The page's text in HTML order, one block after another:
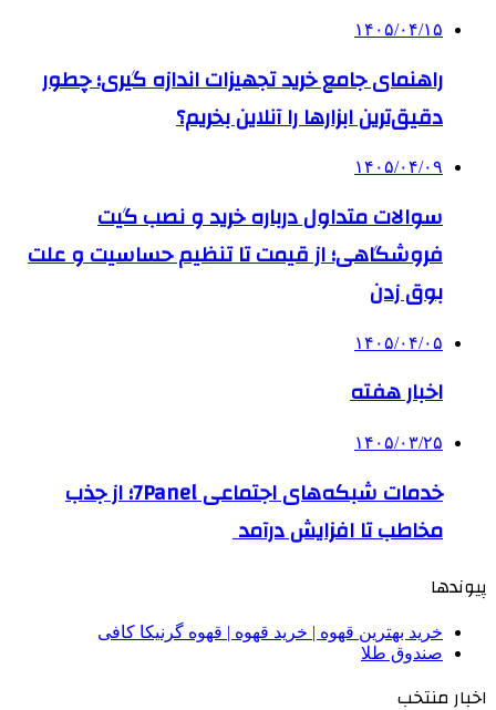
۱۴۰۵/۰۴/۱۵
راهنمای جامع خرید تجهیزات اندازه گیری؛ چطور
دقیق‌ترین ابزارها را آنلاین بخریم؟
۱۴۰۵/۰۴/۰۹
سوالات متداول درباره خرید و نصب گیت
فروشگاهی؛ از قیمت تا تنظیم حساسیت و علت
بوق زدن
۱۴۰۵/۰۴/۰۵
اخبار هفته
۱۴۰۵/۰۳/۲۵
خدمات شبکه‌های اجتماعی 7Panel؛ از جذب
مخاطب تا افزایش درآمد
پیوندها
خرید بهترین قهوه | خرید قهوه | قهوه گرنیکا کافی
صندوق طلا
اخبار منتخب